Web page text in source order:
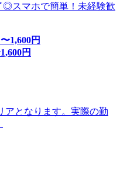
◎スマホで簡単！未経験歓
1,600円
1,600円
となります。実際の勤